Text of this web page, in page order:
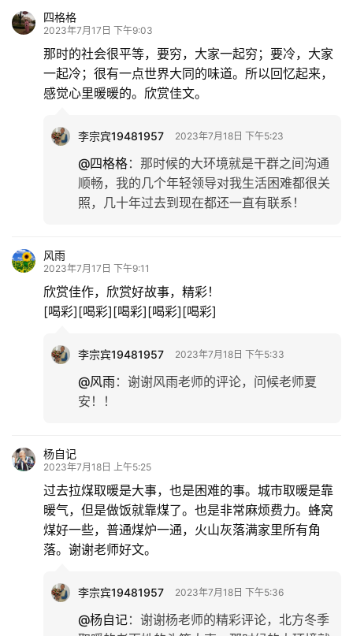
感
专
题
四格格
2023年7月17日 下午9:03
那时的社会很平等，要穷，大家一起穷；要冷，大家
一起冷；很有一点世界大同的味道。所以回忆起来，
感觉心里暖暖的。欣赏佳文。
李宗宾19481957 2023年7月18日 下午5:23
@四格格： 那时候的大环境就是干群之间沟通
顺畅，我的几个年轻领导对我生活困难都很关
照，几十年过去到现在都还一直有联系！
风雨
2023年7月17日 下午9:11
欣赏佳作，欣赏好故事，精彩！
[喝彩][喝彩][喝彩][喝彩][喝彩]
李宗宾19481957 2023年7月18日 下午5:33
@风雨： 谢谢风雨老师的评论，问候老师夏
安！！
杨自记
2023年7月18日 上午5:25
过去拉煤取暖是大事，也是困难的事。城市取暖是靠
暖气，但是做饭就靠煤了。也是非常麻烦费力。蜂窝
煤好一些，普通煤炉一通，火山灰落满家里所有角
落。谢谢老师好文。
李宗宾19481957 2023年7月18日 下午5:36
@杨自记： 谢谢杨老师的精彩评论，北方冬季